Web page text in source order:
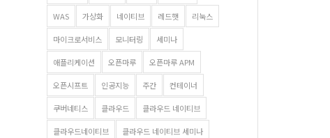
WAS 가상화 네이티브 레드햇 리눅스
마이크로서비스 모니터링 세미나
애플리케이션 오픈마루 오픈마루 APM
오픈시프트 인공지능 주간 컨테이너
쿠버네티스 클라우드 클라우드 네이티브
클라우드네이티브 클라우드 네이티브 세미나